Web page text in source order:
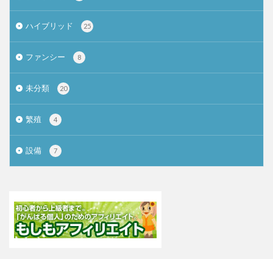
ハイブリッド 25
ファンシー 8
未分類 20
繁殖 4
設備 7